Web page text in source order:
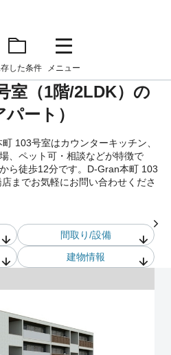
した条件 メニュー
室（1階/2LDK）の
ート）
103号室はカウンターキッチン、
、ペット可・相談などが特徴で
ら徒歩12分です。D-Gran本町 103
までお気軽にお問い合わせくださ
間取り/設備
建物情報